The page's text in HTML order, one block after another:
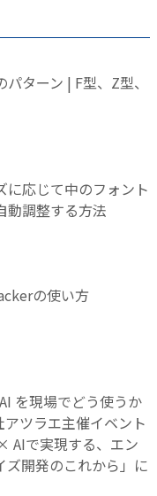
ターン | F型、Z型、
に応じて中のフォント
動調整する方法
の使い方
を現場でどう使うか
アツラエ主催イベント
AIで実現する、エン
ズ開発のこれから」に